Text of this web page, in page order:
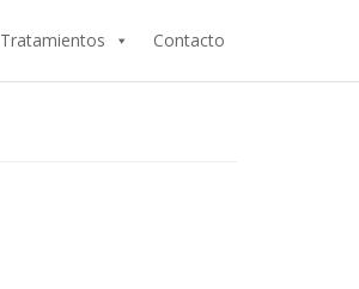
Tratamientos Contacto